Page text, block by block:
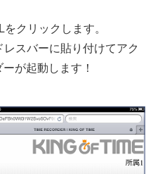
クリックします。
スバーに貼り付けてアク
が起動します！